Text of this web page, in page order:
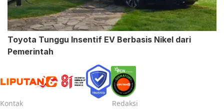
Toyota Tunggu Insentif EV Berbasis Nikel dari
Pemerintah
Kontak
Redaksi